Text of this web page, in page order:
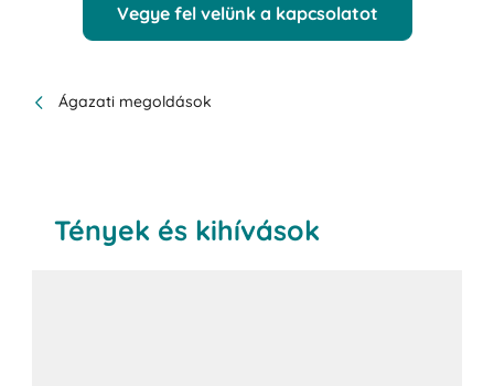
Vegye fel velünk a kapcsolatot
Ágazati megoldások
Tények és kihívások